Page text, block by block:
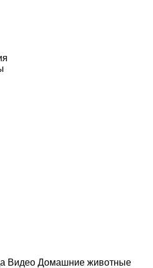
Видео Домашние животные